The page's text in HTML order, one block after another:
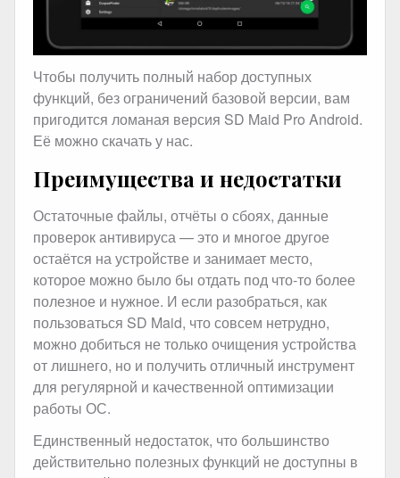
Чтобы получить полный набор доступных
функций, без ограничений базовой версии, вам
пригодится ломаная версия SD Maid Pro Android.
Её можно скачать у нас.
Преимущества и недостатки
Остаточные файлы, отчёты о сбоях, данные
проверок антивируса — это и многое другое
остаётся на устройстве и занимает место,
которое можно было бы отдать под что-то более
полезное и нужное. И если разобраться, как
пользоваться SD Maid, что совсем нетрудно,
можно добиться не только очищения устройства
от лишнего, но и получить отличный инструмент
для регулярной и качественной оптимизации
работы ОС.
Единственный недостаток, что большинство
действительно полезных функций не доступны в